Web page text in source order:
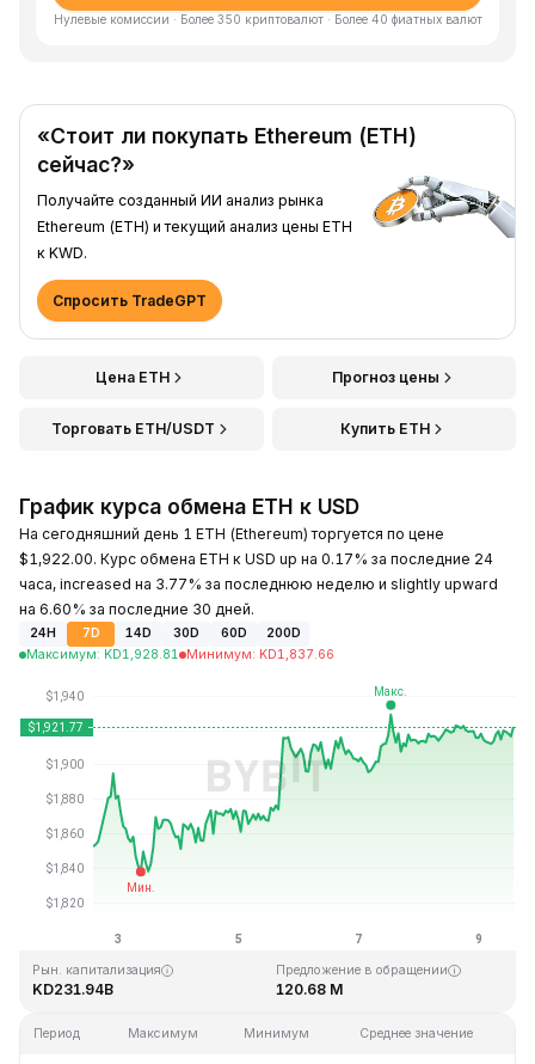
Нулевые комиссии · Более 350 криптовалют · Более 40 фиатных валют
«Стоит ли покупать Ethereum (ETH)
сейчас?»
Получайте созданный ИИ анализ рынка
Ethereum (ETH) и текущий анализ цены ETH
к KWD.
Спросить TradeGPT
Цена ETH Прогноз цены
Торговать ETH/USDT Купить ETH
График курса обмена ETH к USD
На сегодняшний день 1 ETH (Ethereum) торгуется по цене
$1,922.00. Курс обмена ETH к USD up на 0.17% за последние 24
часа, increased на 3.77% за последнюю неделю и slightly upward
на 6.60% за последние 30 дней.
24H 7D 14D 30D 60D
200D
Максимум: KD1,928.81 Минимум: KD1,837.66
Последнее обновление: 14:08 GMT+0 2026-08-09
KD4,946.05 KD0.432979
Рын. капитализация
KD231.94B
Предложение в обращении
120.68 M
Период Максимум Минимум Среднее значение